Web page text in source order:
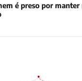
é preso por manter